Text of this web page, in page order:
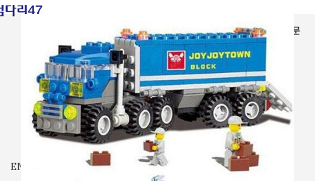
시계잡화기타입고예정회사소개자주묻는질문
문의
₩
ENG